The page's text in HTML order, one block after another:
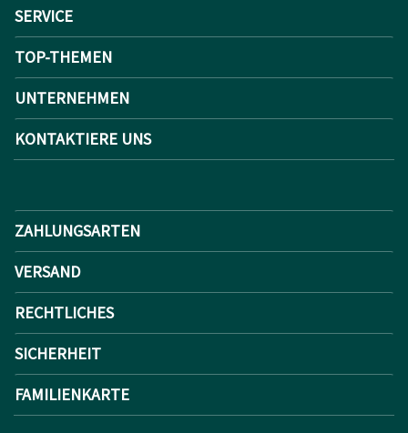
SERVICE
TOP-THEMEN
UNTERNEHMEN
KONTAKTIERE UNS
ZAHLUNGSARTEN
VERSAND
RECHTLICHES
SICHERHEIT
FAMILIENKARTE